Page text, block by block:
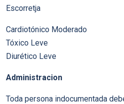
Escorretja
Cardiotónico Moderado
Tóxico Leve
Diurético Leve
Administracion
Toda persona indocumentada